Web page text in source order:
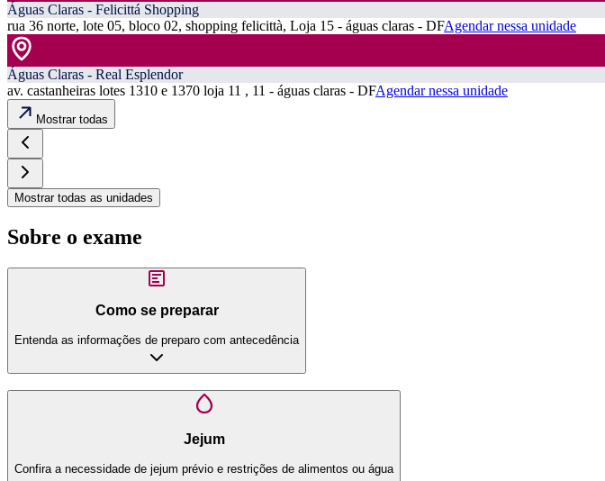
Águas Claras - Felicittá Shopping
rua 36 norte, lote 05, bloco 02, shopping felicittà, Loja 15 - águas claras - DFAgendar nessa unidade
Águas Claras - Real Esplendor
av. castanheiras lotes 1310 e 1370 loja 11 , 11 - águas claras - DFAgendar nessa unidade
Mostrar todas
Mostrar todas as unidades
Sobre o exame
Como se preparar
Entenda as informações de preparo com antecedência
Jejum
Confira a necessidade de jejum prévio e restrições de alimentos ou água